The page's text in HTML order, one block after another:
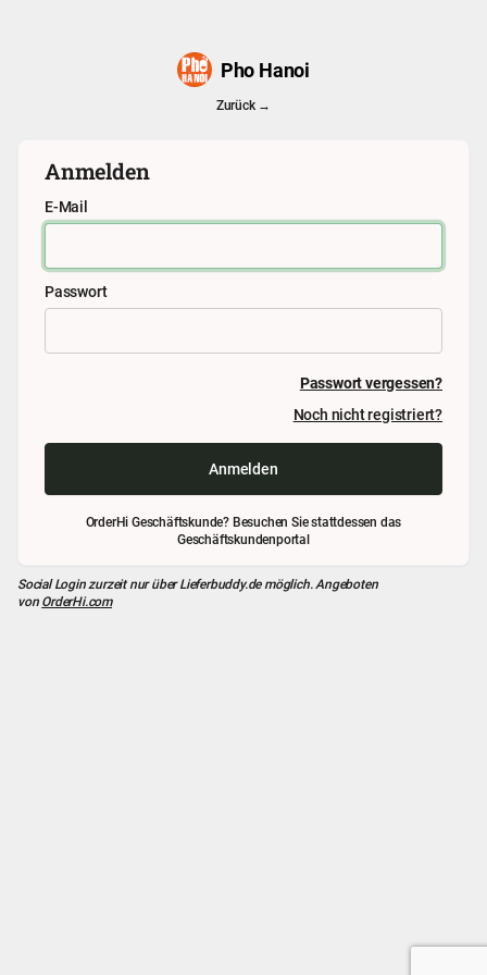
Pho Hanoi
Zurück →
Anmelden
E-Mail
Passwort
Passwort vergessen?
Noch nicht registriert?
Anmelden
OrderHi Geschäftskunde? Besuchen Sie stattdessen das
Geschäftskundenportal
Social Login zurzeit nur überLieferbuddy.demöglich. Angeboten
vonOrderHi.com